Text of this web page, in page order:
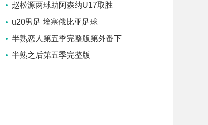
赵松源两球助阿森纳U17取胜
u20男足 埃塞俄比亚足球
半熟恋人第五季完整版第外番下
半熟之后第五季完整版